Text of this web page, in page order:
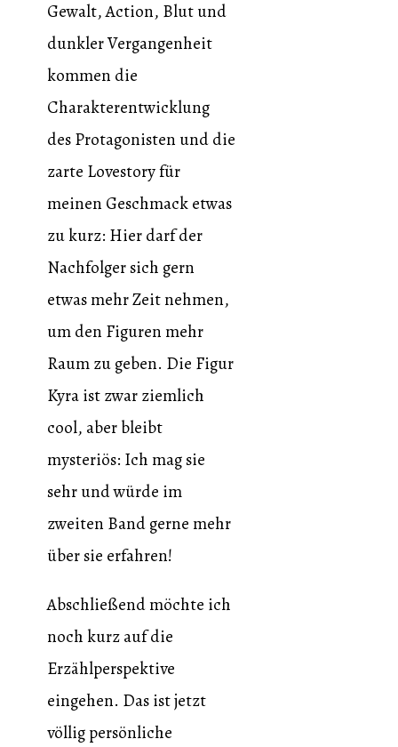
Gewalt, Action, Blut und
dunkler Vergangenheit
kommen die
Charakterentwicklung
des Protagonisten und die
zarte Lovestory für
meinen Geschmack etwas
zu kurz: Hier darf der
Nachfolger sich gern
etwas mehr Zeit nehmen,
um den Figuren mehr
Raum zu geben. Die Figur
Kyra ist zwar ziemlich
cool, aber bleibt
mysteriös: Ich mag sie
sehr und würde im
zweiten Band gerne mehr
über sie erfahren!
Abschließend möchte ich
noch kurz auf die
Erzählperspektive
eingehen. Das ist jetzt
völlig persönliche